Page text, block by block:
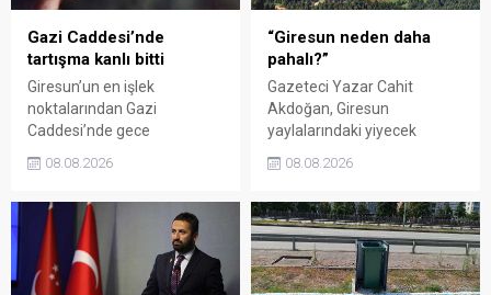
Gazi Caddesi’nde
tartışma kanlı bitti
Giresun’un en işlek
noktalarından Gazi
Caddesi’nde gece
saatlerinde çıkan silahlı
kavgada A.E. ayağından
bölgede kısa süreli panik
yaşanırken polis geniş çaplı
soruşturma başlattı.
08.08.2026
“Giresun neden daha
pahalı?”
Gazeteci Yazar Cahit
Akdoğan, Giresun
yaylalarındaki yiyecek
fiyatlarının çevre illere göre
belirgin biçimde yüksek
Valiliği, Tarım ve Orman İl
Müdürlüğü ile ilgili kurumları
denetime çağırdı. Akdoğan,
yüzde 50’ye ulaşan fiyat
08.08.2026